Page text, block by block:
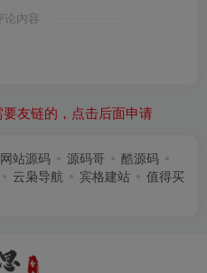
论内容
友链的，点击后面申请
网站源码 源码哥
酷源码
云枭导航 宾格建站
值得买